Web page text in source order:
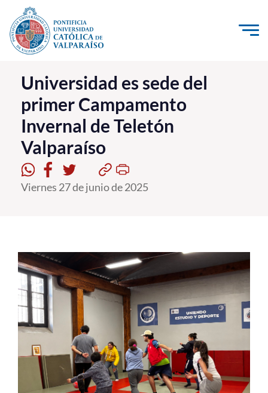
Click acá para ir directamente al contenido
La Universidad
Investigación, Creación e Innovación
PUCV Internacional
Vinculación con el Medio
Admisión
Formación Continua
Estudiantes
Académicos
Funcionarios
Alumni
Universidad es sede del
primer Campamento
Invernal de Teletón
Valparaíso
Viernes 27 de junio de 2025